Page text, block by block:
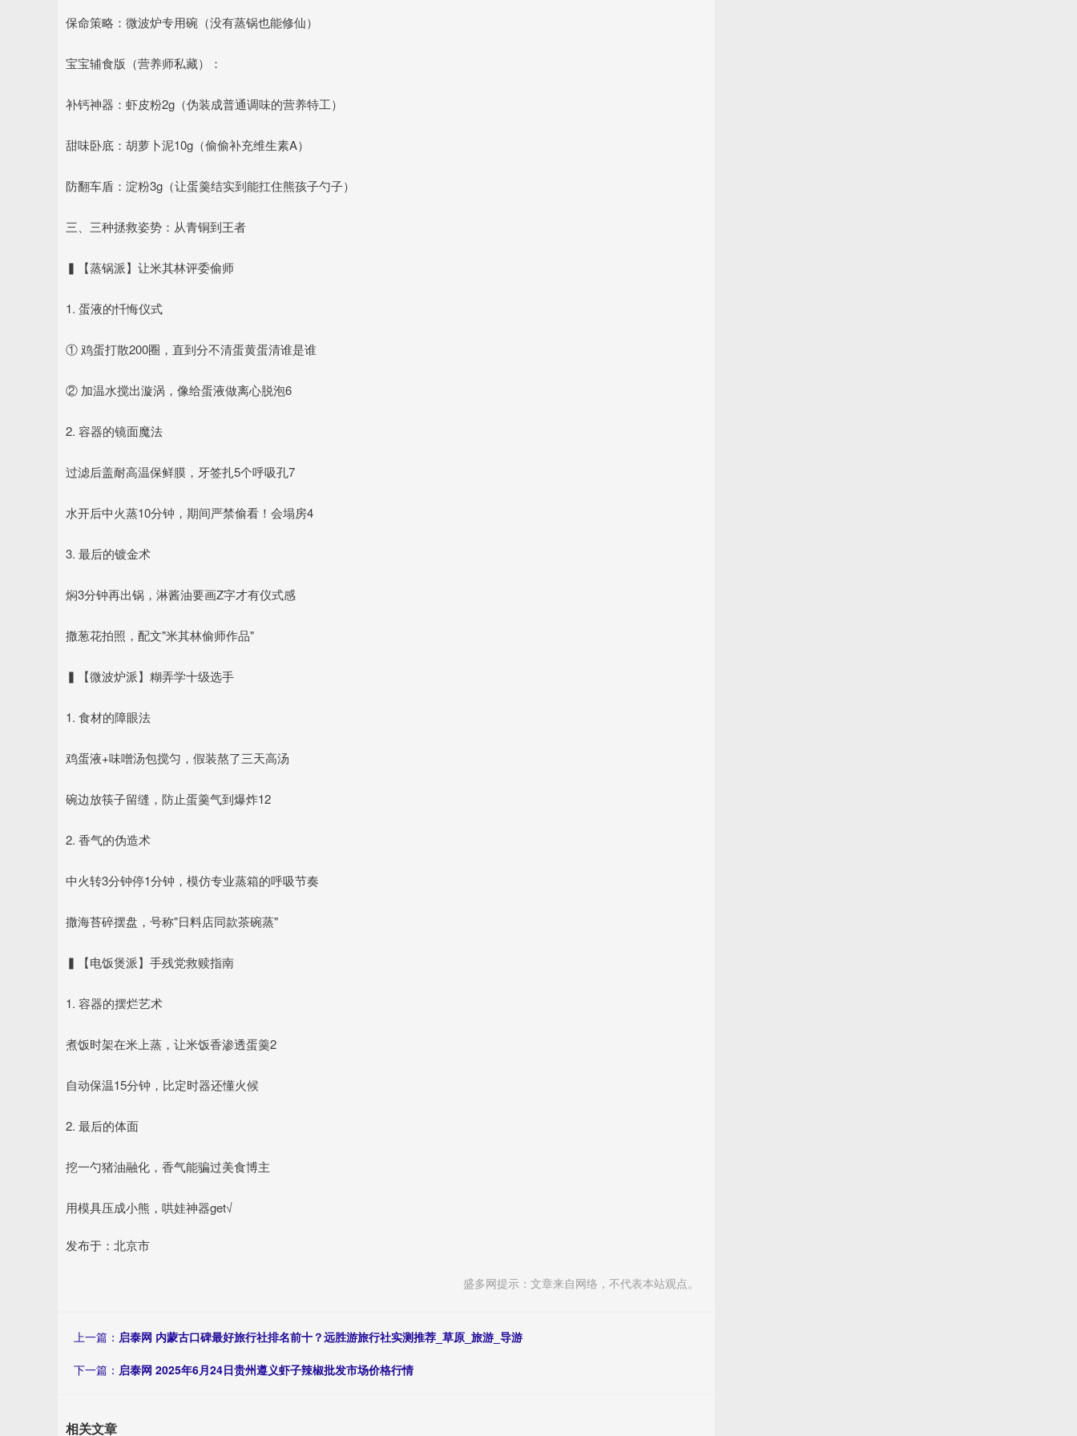
保命策略：微波炉专用碗（没有蒸锅也能修仙）
宝宝辅食版（营养师私藏）：
补钙神器：虾皮粉2g（伪装成普通调味的营养特工）
甜味卧底：胡萝卜泥10g（偷偷补充维生素A）
防翻车盾：淀粉3g（让蛋羹结实到能扛住熊孩子勺子）
三、三种拯救姿势：从青铜到王者
▍【蒸锅派】让米其林评委偷师
1. 蛋液的忏悔仪式
① 鸡蛋打散200圈，直到分不清蛋黄蛋清谁是谁
② 加温水搅出漩涡，像给蛋液做离心脱泡6
2. 容器的镜面魔法
过滤后盖耐高温保鲜膜，牙签扎5个呼吸孔7
水开后中火蒸10分钟，期间严禁偷看！会塌房4
3. 最后的镀金术
焖3分钟再出锅，淋酱油要画Z字才有仪式感
撒葱花拍照，配文"米其林偷师作品"
▍【微波炉派】糊弄学十级选手
1. 食材的障眼法
鸡蛋液+味噌汤包搅匀，假装熬了三天高汤
碗边放筷子留缝，防止蛋羹气到爆炸12
2. 香气的伪造术
中火转3分钟停1分钟，模仿专业蒸箱的呼吸节奏
撒海苔碎摆盘，号称"日料店同款茶碗蒸"
▍【电饭煲派】手残党救赎指南
1. 容器的摆烂艺术
煮饭时架在米上蒸，让米饭香渗透蛋羹2
自动保温15分钟，比定时器还懂火候
2. 最后的体面
挖一勺猪油融化，香气能骗过美食博主
用模具压成小熊，哄娃神器get√
发布于：北京市
盛多网提示：文章来自网络，不代表本站观点。
上一篇： 启泰网 内蒙古口碑最好旅行社排名前十？远胜游旅行社实测推荐_草原_旅游_导游
下一篇： 启泰网 2025年6月24日贵州遵义虾子辣椒批发市场价格行情
相关文章